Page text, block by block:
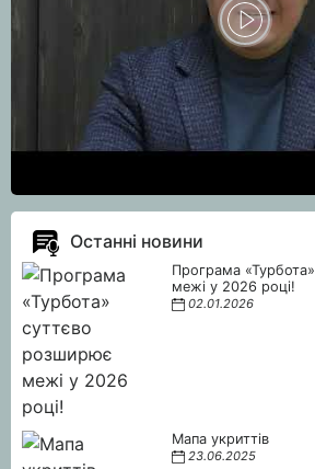
Останні новини
Програма
межі у 2026 році!
02.01.2026
Мапа укриттів
23.06.2025